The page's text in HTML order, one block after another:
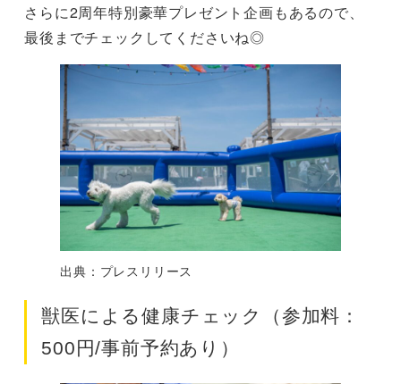
さらに2周年特別豪華プレゼント企画もあるので、
最後までチェックしてくださいね◎
出典：プレスリリース
獣医による健康チェック（参加料：
500円/事前予約あり）